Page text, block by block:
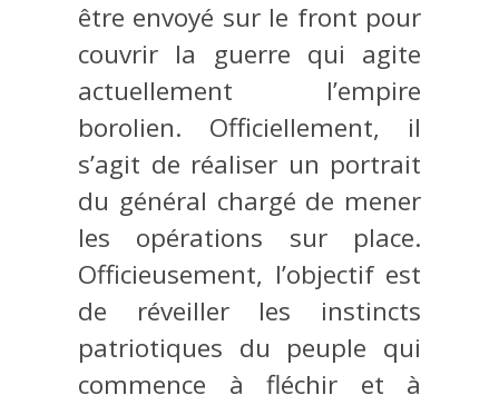
être envoyé sur le front pour
couvrir la guerre qui agite
actuellement l’empire
borolien. Officiellement, il
s’agit de réaliser un portrait
du général chargé de mener
les opérations sur place.
Officieusement, l’objectif est
de réveiller les instincts
patriotiques du peuple qui
commence à fléchir et à